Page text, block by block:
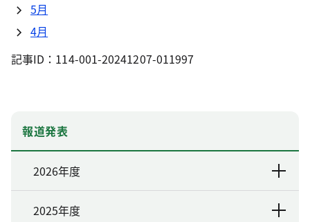
5月
4月
記事ID：114-001-20241207-011997
報道発表
2026年度
2025年度